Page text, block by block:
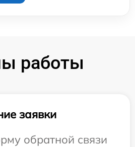
работы
заявки
обратной связи